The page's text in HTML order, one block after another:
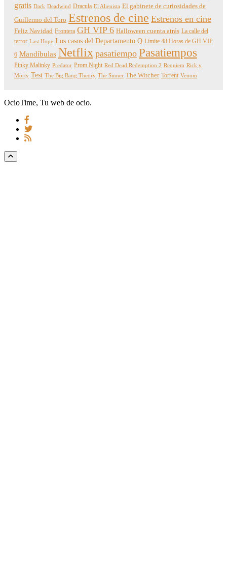
gratis Dark Deadwind Dracula El Alienista El gabinete de curiosidades de
Guillermo del Toro Estrenos de cine Estrenos en cine
Feliz Navidad Frontera GH VIP 6 Halloween cuenta atrás La calle del
terror Last Hope Los casos del Departamento Q Límite 48 Horas de GH VIP
6 Mandíbulas Netflix pasatiempo Pasatiempos
Pinky Malinky Predator Prom Night Red Dead Redemption 2 Requiem Rick y
Morty Test The Big Bang Theory The Sinner The Witcher Torrent Venom
OcioTime, Tu web de ocio.